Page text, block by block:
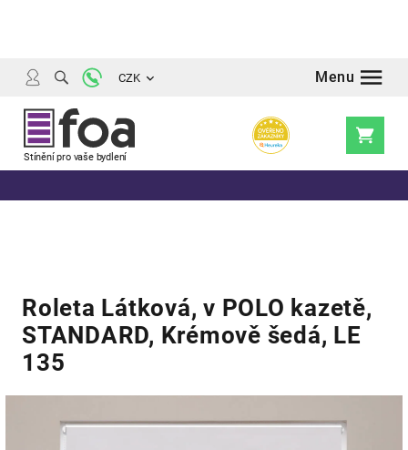
CZK
Nákupní
Roleta Látková, v POLO kazetě,
STANDARD, Krémově šedá, LE
135